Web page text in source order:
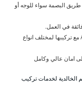
البصمة سواء للوجه أو
في العمل.
نقدم اعمال التوصيل أو البرمجة لأجهزة Access Control مع تركيبها لمختلف انواع
امان عالي وكامل
الخالدية لخدمات تركيب